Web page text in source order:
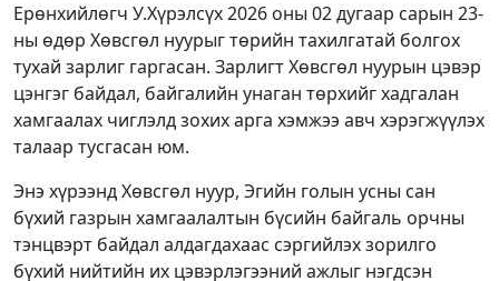
Ерөнхийлөгч У.Хүрэлсүх 2026 оны 02 дугаар сарын 23-
ны өдөр Хөвсгөл нуурыг төрийн тахилгатай болгох
тухай зарлиг гаргасан. Зарлигт Хөвсгөл нуурын цэвэр
цэнгэг байдал, байгалийн унаган төрхийг хадгалан
хамгаалах чиглэлд зохих арга хэмжээ авч хэрэгжүүлэх
талаар тусгасан юм.
Энэ хүрээнд Хөвсгөл нуур, Эгийн голын усны сан
бүхий газрын хамгаалалтын бүсийн байгаль орчны
тэнцвэрт байдал алдагдахаас сэргийлэх зорилго
бүхий нийтийн их цэвэрлэгээний ажлыг нэгдсэн